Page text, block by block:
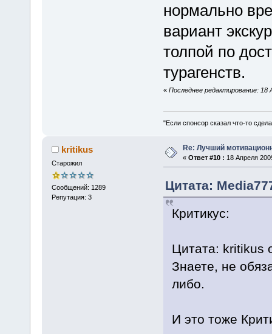
нормально
вариант
толпой по
турагенств.
« Последнее редактирование: 18
"Если спонсор сказал что-то
kritikus
Старожил
Сообщений: 1289
Репутация: 3
Re: Лучший
« Ответ #10 : 18 Апреля
Цитата:
Критикус:
Цитата: kritikus
Знаете, не
либо.
И это тоже